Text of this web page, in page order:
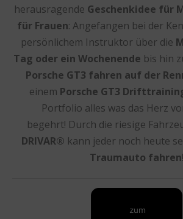
herausragende Geschenkidee für
für Frauen: Angefangen bei der
persönlichem Instruktor über die
Tag oder ein Wochenende bis hin
Porsche GT3 fahren auf der
einem Porsche GT3
Portfolio alles was das Herz
begehrt! Durch die riesige
DRIVAR® kann jeder noch heute
Traumauto fahren!